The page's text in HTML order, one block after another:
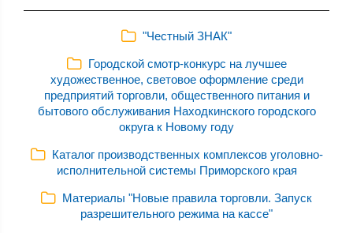
"Честный ЗНАК"
Городской смотр-конкурс на лучшее
художественное, световое оформление среди
предприятий торговли, общественного питания и
бытового обслуживания Находкинского городского
округа к Новому году
Каталог производственных комплексов уголовно-
исполнительной системы Приморского края
Материалы "Новые правила торговли. Запуск
разрешительного режима на кассе"